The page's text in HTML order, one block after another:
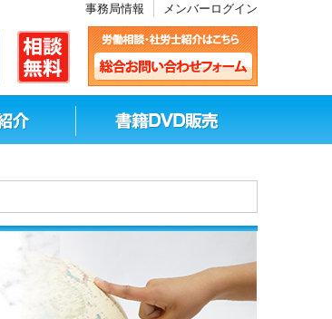
事務局情報 メンバーログイン